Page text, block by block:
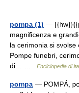
pompa (1) —
magnificenza e
la cerimonia si
Pompe funebri,
di… …
Enciclopedia di
pompa — POMPÁ,